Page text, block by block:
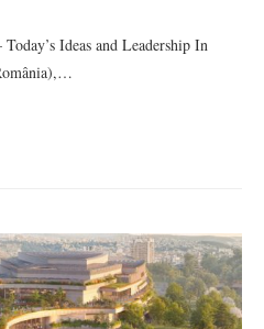
Ideas and Leadership In